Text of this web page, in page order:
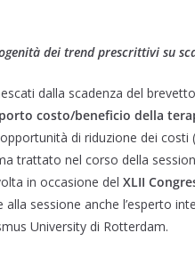
dei trend prescrittivi su
dalla scadenza del
costo/beneficio della
di riduzione dei costi
trattato nel corso della
in occasione del XLII
sessione anche l’esperto
University di Rotterdam.